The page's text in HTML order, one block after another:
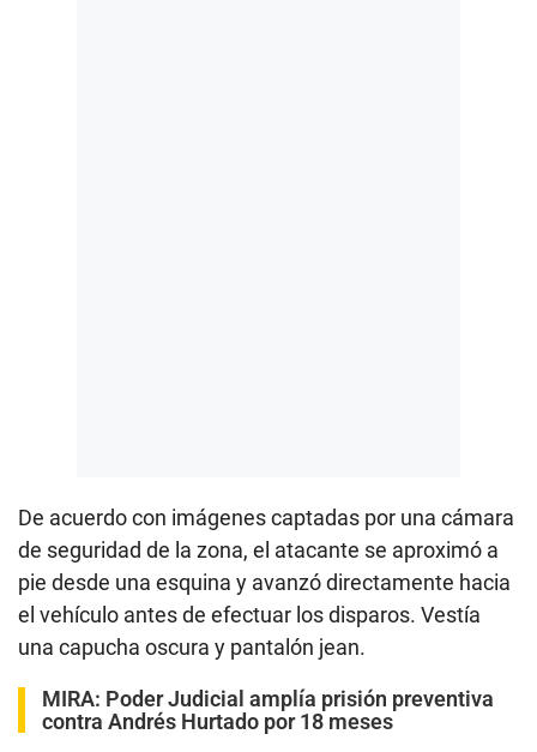
De acuerdo con imágenes captadas por una cámara
de seguridad de la zona, el atacante se aproximó a
pie desde una esquina y avanzó directamente hacia
el vehículo antes de efectuar los disparos. Vestía
una capucha oscura y pantalón jean.
MIRA: Poder Judicial amplía prisión preventiva
contra Andrés Hurtado por 18 meses